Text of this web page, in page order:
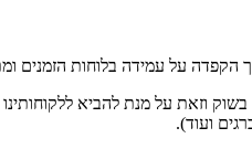
על עמידה בלוחות הזמנים
וזאת על מנת להביא
ועוד).